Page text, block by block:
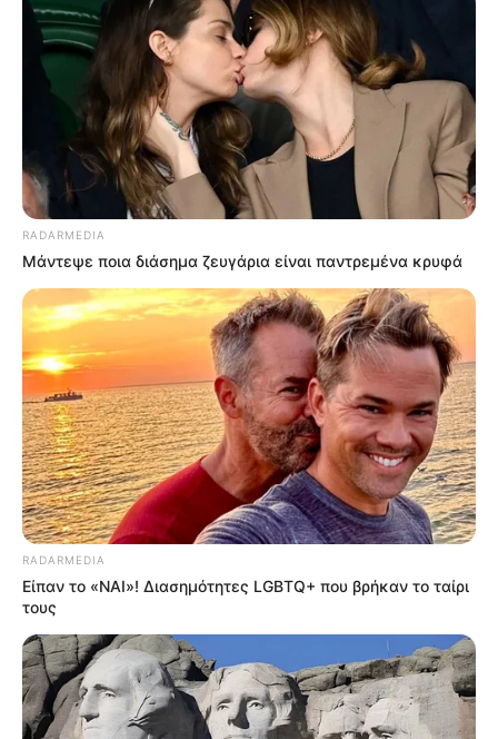
RADARMEDIA
Μάντεψε ποια διάσημα ζευγάρια είναι παντρεμένα κρυφά
RADARMEDIA
Είπαν το «ΝΑΙ»! Διασημότητες LGBTQ+ που βρήκαν το ταίρι
τους